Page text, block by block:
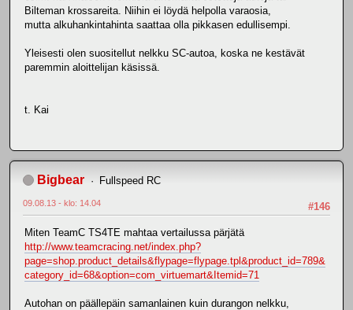
Bilteman krossareita. Niihin ei löydä helpolla varaosia,
mutta alkuhankintahinta saattaa olla pikkasen edullisempi.
Yleisesti olen suositellut nelkku SC-autoa, koska ne kestävät
paremmin aloittelijan käsissä.
t. Kai
Bigbear Fullspeed RC
#146
09.08.13 - klo: 14.04
Miten TeamC TS4TE mahtaa vertailussa pärjätä
http://www.teamcracing.net/index.php?
page=shop.product_details&flypage=flypage.tpl&product_id=789&
category_id=68&option=com_virtuemart&Itemid=71
Autohan on päällepäin samanlainen kuin durangon nelkku,